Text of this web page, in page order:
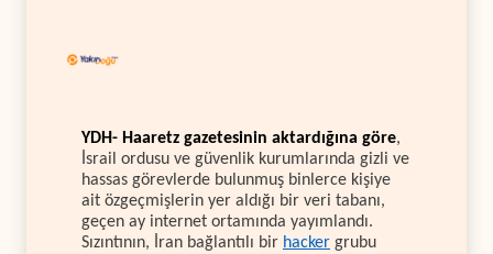
YDH- Haaretz gazetesinin aktardığına göre,
İsrail ordusu ve güvenlik kurumlarında gizli ve
hassas görevlerde bulunmuş binlerce kişiye
ait özgeçmişlerin yer aldığı bir veri tabanı,
geçen ay internet ortamında yayımlandı.
Sızıntının, İran bağlantılı bir hacker grubu